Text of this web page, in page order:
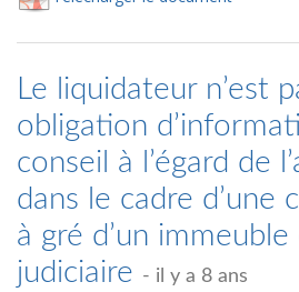
Le liquidateur n’est
obligation
conseil à l’égard de
dans le cadre d’une
à gré d’un
judiciaire - il y a 8 ans